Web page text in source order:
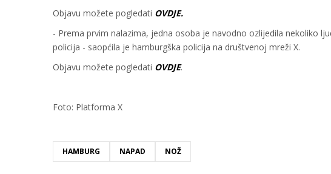
Objavu možete pogledati OVDJE.
- Prema prvim nalazima, jedna osoba je navodno ozlijedila nekoliko
policija - saopćila je hamburgška policija na društvenoj mreži X.
Objavu možete pogledati OVDJE.
Foto: Platforma X
HAMBURG NAPAD NOŽ